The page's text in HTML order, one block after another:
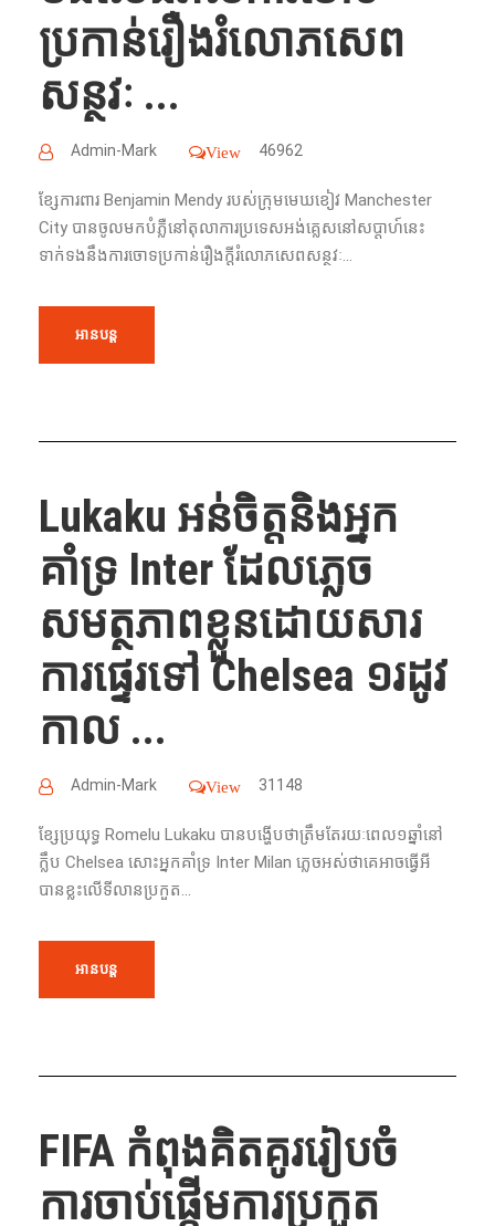
ប្រកាន់​រឿង​រំលោភ​សេព
សន្ថវៈ​ ...
Admin-Mark View 46962
ខ្សែការពារ​ Benjamin Mendy របស់ក្រុមមេឃខៀវ Manchester
City បាន​ចូល​មក​បំភ្លឺ​នៅ​តុលាការ​ប្រទេស​អង់គ្លេស​នៅ​សប្ដាហ៍​នេះ​
ទាក់ទង​នឹង​ការ​ចោទ​ប្រកាន់​រឿង​ក្ដី​រំលោភ​សេពសន្ថវៈ​...
អានបន្ត
Lukaku អន់ចិត្តនិងអ្នក
គាំទ្រ Inter ដែលភ្លេច
សមត្ថភាពខ្លួនដោយសារ
ការផ្ទេរទៅ Chelsea ១រដូវ
កាល ...
Admin-Mark View 31148
ខ្សែប្រយុទ្ធ​ Romelu Lukaku បាន​បង្ហើបថា​​ត្រឹម​តែ​រយៈពេល​១ឆ្នាំ​នៅ​
ក្លឹប​ Chelsea សោះ​អ្នក​គាំទ្រ​ Inter Milan ភ្លេចអស់​ថា​គេ​អាច​ធ្វើ​អី​
បាន​ខ្លះ​លើ​ទីលាន​ប្រកួត...
អានបន្ត
FIFA កំពុង​គិត​គូររៀបចំ
ការ​ចាប់​ផ្ដើម​ការ​ប្រកួត​